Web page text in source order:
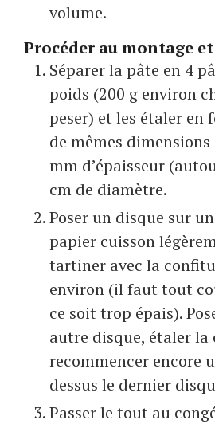
volume.
Procéder au montage
Séparer la pâte en 4
poids (200 g environ
peser) et les étaler en
de mêmes
mm d’épaisseur
cm de diamètre.
Poser un disque sur
papier cuisson
tartiner avec la
environ (il faut tout
ce soit trop épais).
autre disque, étaler
recommencer encore
dessus le dernier
Passer le tout au